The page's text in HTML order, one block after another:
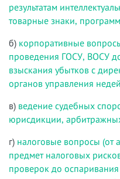
результатам
товарные знаки,
б) корпоративные
проведения ГОСУ, ВОСУ
взыскания убытков с
органов управления
в) ведение судебных
юрисдикции,
г) налоговые вопросы (от
предмет налоговых
проверок до